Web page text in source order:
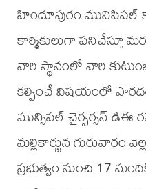
హిందూపురం మునిసిపల్
కార్మికులుగా పనిచేస్తూ
వారి స్థానంలో వారి
కల్పించే విషయంలో
మున్సిపల్ చైర్పర్సన్
మల్లికార్జున గురువారం
ప్రభుత్వం నుంచి 17